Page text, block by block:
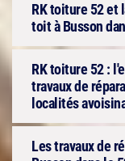
RK toiture 52 et
toit à Busson
RK toiture 52 :
travaux de
localités
Les travaux de